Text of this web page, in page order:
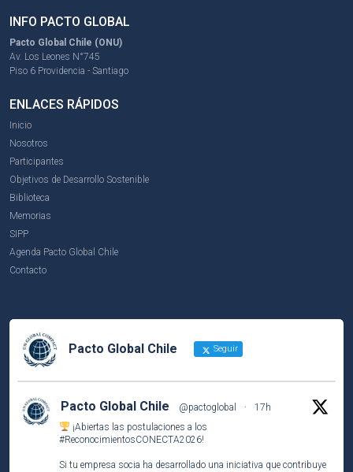
INFO PACTO GLOBAL
Pacto Global Chile (ONU)
Av. Los Leones N°745
Piso 6 Providencia - Santiago
ENLACES RÁPIDOS
Inicio
Nosotros
Participantes
Objetivos de Desarrollo Sostenible
Biblioteca
Memorias
SIPP
Agenda Pacto Global Chile
Contacto
Pacto Global Chile Seguir
Pacto Global Chile @pactoglobal ·
17h
¡Abiertas las postulaciones a los
#ReconocimientosCONECTA2026!
Si tu empresa socia ha desarrollado una iniciativa que contribuye